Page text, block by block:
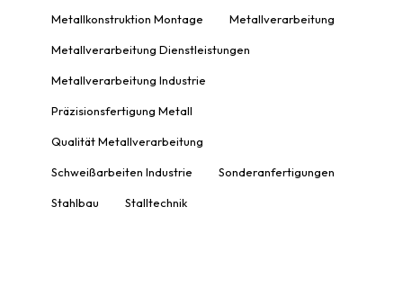
Metallkonstruktion Montage Metallverarbeitung
Metallverarbeitung Dienstleistungen
Metallverarbeitung Industrie
Präzisionsfertigung Metall
Qualität Metallverarbeitung
Schweißarbeiten Industrie Sonderanfertigungen
Stahlbau Stalltechnik